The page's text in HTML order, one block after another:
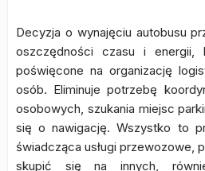
Decyzja o wynajęciu autobusu
oszczędności czasu i energii,
poświęcone na organizację
osób. Eliminuje potrzebę
osobowych, szukania miejsc
się o nawigację. Wszystko to
świadcząca usługi przewozowe,
skupić się na innych,